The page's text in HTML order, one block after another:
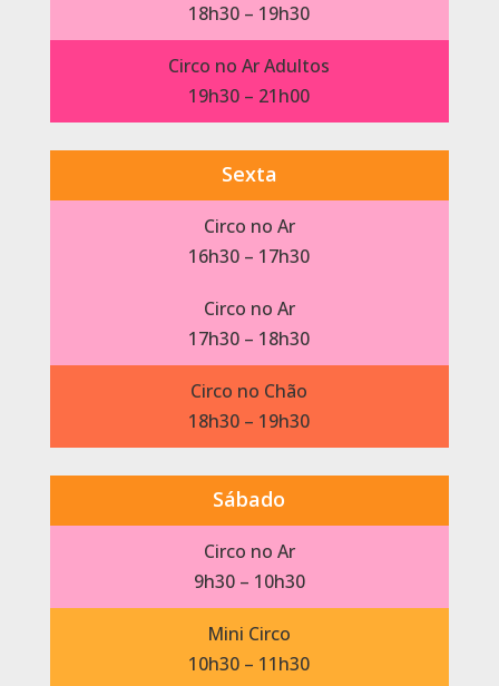
18h30 – 19h30
Circo no Ar Adultos
19h30 – 21h00
Sexta
Circo no Ar
16h30 – 17h30
Circo no Ar
17h30 – 18h30
Circo no Chão
18h30 – 19h30
Sábado
Circo no Ar
9h30 – 10h30
Mini Circo
10h30 – 11h30